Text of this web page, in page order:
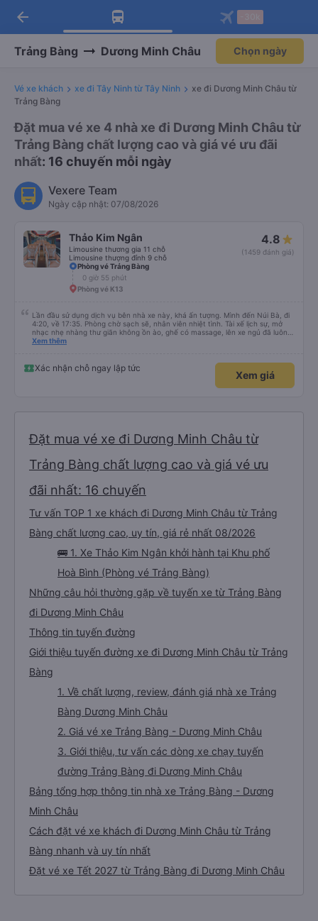
Tải app Vexere ngay!
Nhận ưu đãi thành viên độc
Mở app
Tải app Vexere
-30k/ghế khi đặt vé máy bay qua
Mở app
arrow_back
Trảng Bàng Dương Minh Châu Chọn ngày
Vé xe khách xe đi Tây Ninh từ Tây Ninh
xe đi Dương Minh Châu từ
Trảng Bàng
Đặt mua vé xe 4 nhà xe đi Dương Minh Châu từ
Trảng Bàng chất lượng cao và giá vé ưu đãi
nhất: 16 chuyến mỗi ngày
Vexere Team
Ngày cập nhật: 07/08/2026
Thảo Kim Ngân
Limousine thương gia 11 chỗ
Limousine thượng đỉnh 9 chỗ
4.8
(1459 đánh giá)
Phòng vé Trảng Bàng
0 giờ 55 phút
Phòng vé K13
Lần đầu sử dụng dịch vụ bên nhà xe này, khá ấn tượng. Mình đến Núi Bà, đi
4:20, về 17:35. Phòng chờ sạch sẽ, nhân viên nhiệt tình. Tài xế lịch sự, mở
nhạc nhẹ nhàng thư giãn không ồn ào, ghế có massage, lên xe ngủ đã luôn
😆. Thấy có quét dọn xe trước khi mời khách lên. Xuất phát có chậm hơn giờ
nhiệt tình. Chuyến đi phục vụ chai nước nhỏ với kẹo gừng, chiều về phục vụ
trái cây tại phòng chờ, nước bí đao hạt chia, thanh long sấy và kẹo gừng.
Xem thêm
Xác nhận chỗ ngay lập tức
Xem giá
Đặt mua vé xe đi Dương Minh Châu từ
Trảng Bàng chất lượng cao và giá vé ưu
đãi nhất: 16 chuyến
Tư vấn TOP 1 xe khách đi Dương Minh Châu từ Trảng
Bàng chất lượng cao, uy tín, giá rẻ nhất 08/2026
🚌 1. Xe Thảo Kim Ngân khởi hành tại Khu phố
Hoà Bình (Phòng vé Trảng Bàng)
Những câu hỏi thường gặp về tuyến xe từ Trảng Bàng
đi Dương Minh Châu
Thông tin tuyến đường
Giới thiệu tuyến đường xe đi Dương Minh Châu từ Trảng
Bàng
1. Về chất lượng, review, đánh giá nhà xe Trảng
Bàng Dương Minh Châu
2. Giá vé xe Trảng Bàng - Dương Minh Châu
3. Giới thiệu, tư vấn các dòng xe chạy tuyến
đường Trảng Bàng đi Dương Minh Châu
Bảng tổng hợp thông tin nhà xe Trảng Bàng - Dương
Minh Châu
Cách đặt vé xe khách đi Dương Minh Châu từ Trảng
Bàng nhanh và uy tín nhất
Đặt vé xe Tết 2027 từ Trảng Bàng đi Dương Minh Châu